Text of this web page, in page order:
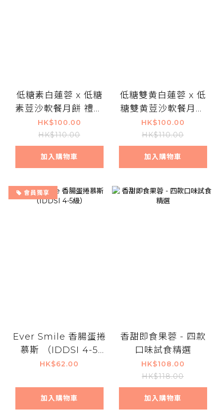
低糖素白蓮蓉 x 低糖
素荳沙軟餐月餅 禮盒
兩件裝
HK$100.00
HK$110.00
加入購物車
低糖雙黄白蓮蓉 x 低
糖雙黄荳沙軟餐月餅
禮盒兩件裝
HK$100.00
HK$110.00
加入購物車
會員獨享
Ever Smile 香腸蛋捲
慕斯 （IDDSI 4-5
級）
HK$62.00
加入購物車
香甜即食果蓉 - 四款
口味試食精選
HK$108.00
HK$118.00
加入購物車